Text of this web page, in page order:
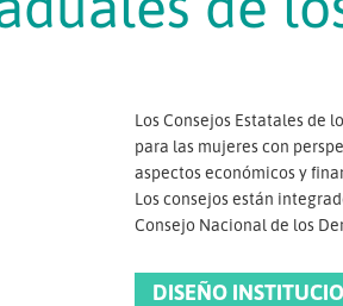
Los Consejos Estatales de
para las mujeres con
aspectos económicos y
Los consejos están
Consejo Nacional de los
DISEÑO